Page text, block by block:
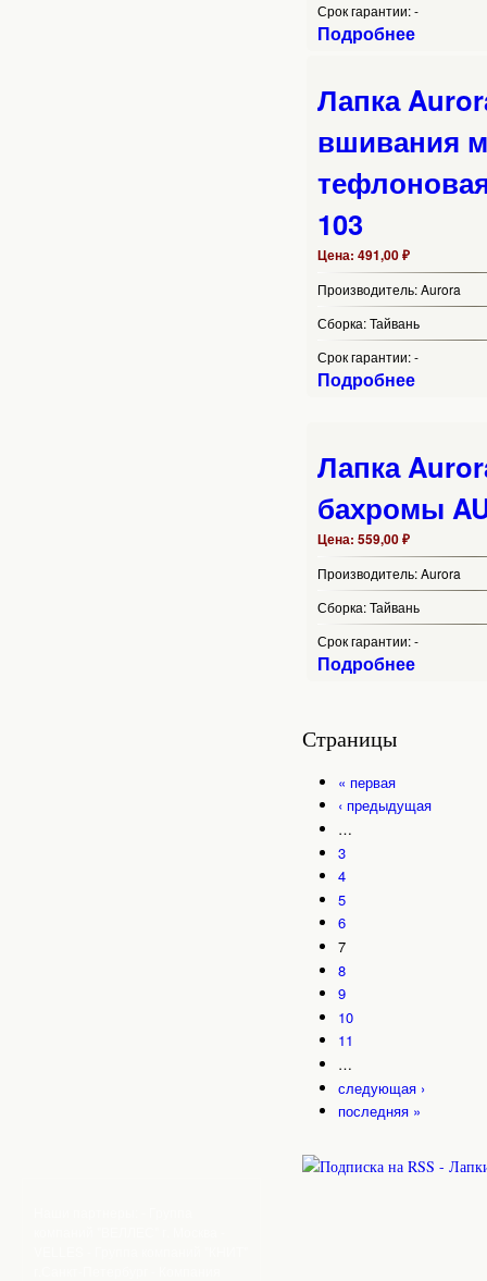
Срок гарантии:-
Подробнее
Лапка
вшивания
103
Цена:491,00 ₽
Производитель:Aurora
Сборка:Тайвань
Срок гарантии:-
Подробнее
Лапка
бахромы
Цена:559,00 ₽
Производитель:Aurora
Сборка:Тайвань
Срок гарантии:-
Подробнее
Страницы
« первая
‹ предыдущая
…
3
4
5
6
7
8
9
10
11
…
следующая ›
последняя »